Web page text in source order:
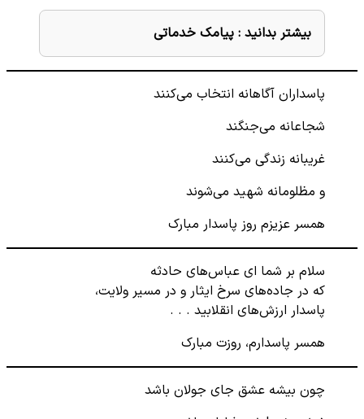
بیشتر بدانید : پیامک خدماتی
پاسداران آگاهانه انتخاب می‌کنند
شجاعانه می‌جنگند
غریبانه زندگی می‌کنند
و مظلومانه شهید می‌شوند
همسر عزیزم روز پاسدار مبارک
سلام بر شما ای عباس‌های حادثه
که در جاده‌های سرخ ایثار و در مسیر ولایت،
پاسدار ارزش‌های انقلابید . . .
همسر پاسدارم، روزت مبارک
چون بیشه عشق جای جولان باشد